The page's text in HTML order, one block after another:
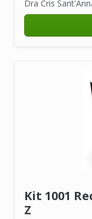
Dra Cris
Kit 1001
Z